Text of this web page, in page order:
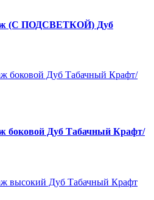
(С ПОДСВЕТКОЙ) Дуб
боковой Дуб Табачный Крафт/